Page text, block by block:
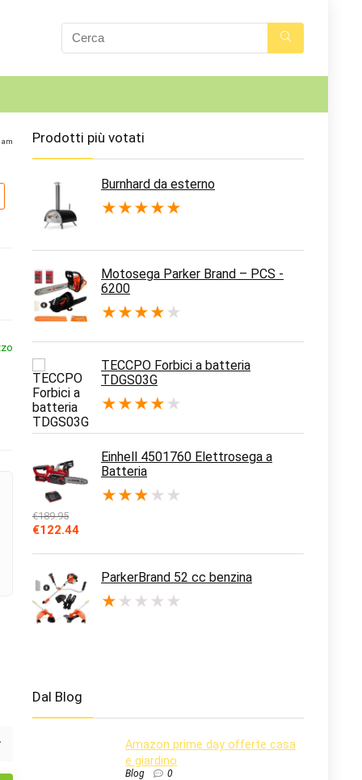
am Prodotti più votati
Burnhard da esterno
★★★★★
Motosega Parker Brand – PCS -
6200
★★★★ ★
TECCPO Forbici a batteria
TDGS03G
★★★★ ★
Einhell 4501760 Elettrosega a
Batteria
★★★ ★ ★
€189.95
Il
originale
era:
€189.95.
€122.44Il
attuale
€122.44.
ParkerBrand 52 cc benzina
★ ★ ★ ★ ★
Dal Blog
Amazon prime day offerte casa
e giardino
Blog 0